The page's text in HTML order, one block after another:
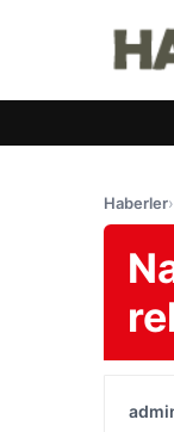
Haberler›